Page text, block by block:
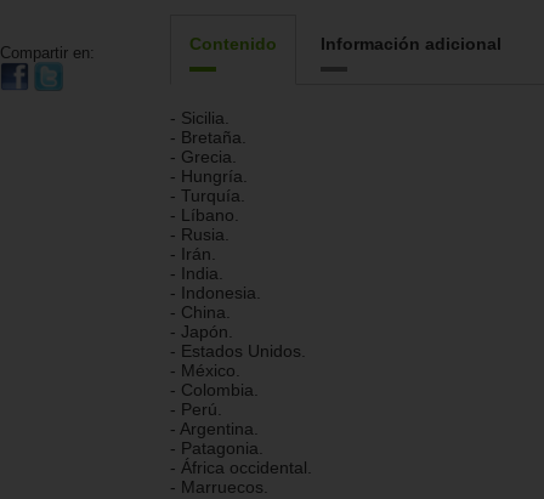
Compartir en: Contenido Información adicional
- Sicilia.
- Bretaña.
- Grecia.
- Hungría.
- Turquía.
- Líbano.
- Rusia.
- Irán.
- India.
- Indonesia.
- China.
- Japón.
- Estados Unidos.
- México.
- Colombia.
- Perú.
- Argentina.
- Patagonia.
- África occidental.
- Marruecos.